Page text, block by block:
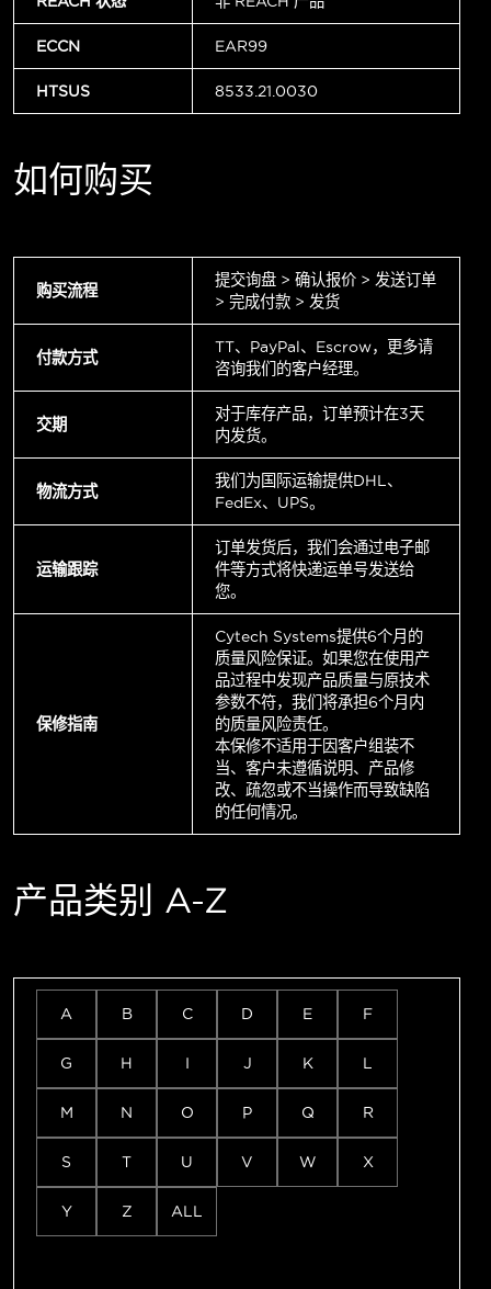
ECCN EAR99
HTSUS 8533.21.0030
如何购买
购买流程
提交询盘 > 确认报价 > 发送订单
> 完成付款 > 发货
付款方式
TT、PayPal、Escrow，更多请
咨询我们的客户经理。
交期
对于库存产品，订单预计在3天
内发货。
物流方式
我们为国际运输提供DHL、
FedEx、UPS。
运输跟踪
订单发货后，我们会通过电子邮
件等方式将快递运单号发送给
您。
保修指南
Cytech Systems提供6个月的
质量风险保证。如果您在使用产
品过程中发现产品质量与原技术
参数不符，我们将承担6个月内
的质量风险责任。
本保修不适用于因客户组装不
当、客户未遵循说明、产品修
改、疏忽或不当操作而导致缺陷
的任何情况。
产品类别 A-Z
A B C D E F
G H I J K L
M N O P Q R
S T U V W X
Y Z ALL